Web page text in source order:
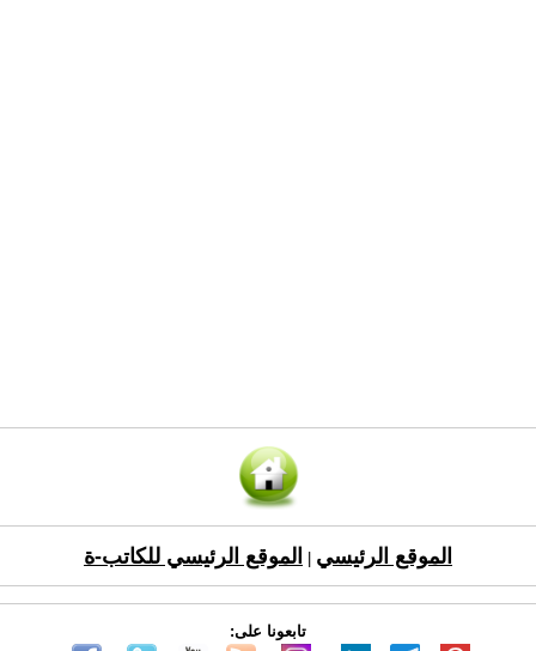
الموقع الرئيسي الموقع الرئيسي للكاتب-ة
تابعونا على: